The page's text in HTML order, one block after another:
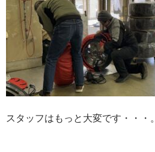
スタッフはもっと大変です・・・。